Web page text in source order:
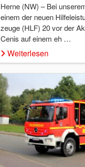
Herne (NW) – Bei
einem der neuen
zeuge (HLF) 20 vor der
Cenis auf einem eh …
Weiterlesen